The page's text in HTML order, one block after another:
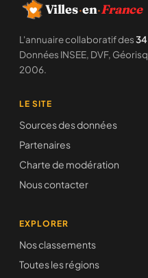
Villes·en·France
L'annuaire collaboratif des
Données INSEE, DVF,
2006.
LE SITE
Sources des données
Partenaires
Charte de modération
Nous contacter
EXPLORER
Nos classements
Toutes les régions